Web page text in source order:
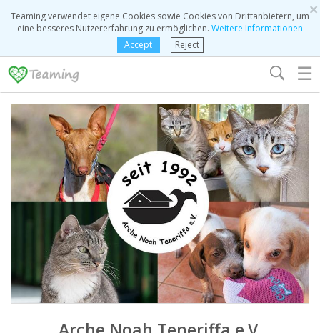
×
Teaming verwendet eigene Cookies sowie Cookies von Drittanbietern, um
eine besseres Nutzererfahrung zu ermöglichen. Weitere Informationen
Accept
Reject
☰